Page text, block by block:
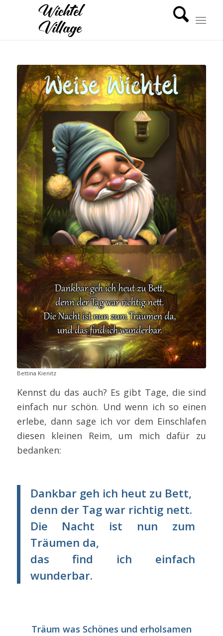
Bettina Kienitz
Kennst du das auch? Es gibt Tage, die sind
einfach nur schön. Und wenn ich so einen
erlebe, dann sage ich vor dem Einschlafen
diesen kleinen Reim, um mich dafür zu
bedanken:
Dankbar geh ich heut zu Bett,
denn der Tag war richtig nett.
Die Nacht ist nun zum
Träumen da,
das find ich einfach
wunderbar.
Träum was Schönes und erholsamen